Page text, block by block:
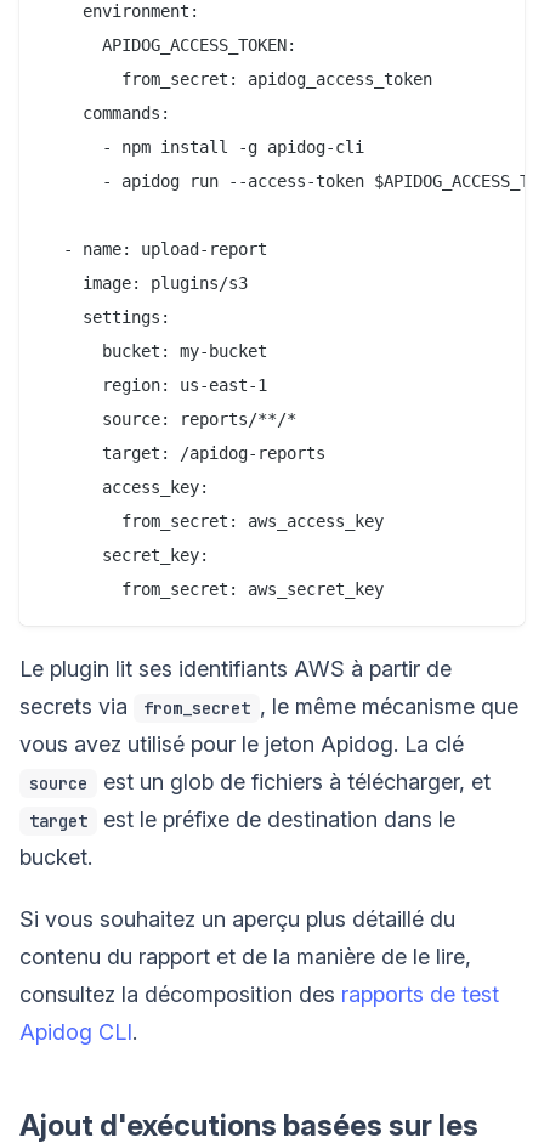
    environment:
      APIDOG_ACCESS_TOKEN:
        from_secret: apidog_access_token
    commands:
      - npm install -g apidog-cli
- apidog run --access-token
  - name: upload-report
    image: plugins/s3
    settings:
      bucket: my-bucket
      region: us-east-1
      source: reports/**/*
      target: /apidog-reports
      access_key:
        from_secret: aws_access_key
      secret_key:
Le plugin lit ses identifiants AWS à partir de
secrets via
from_secret , le même mécanisme que
vous avez utilisé pour le jeton Apidog. La clé
source est un glob de fichiers à télécharger, et
target
est le préfixe de destination dans le
bucket.
Si vous souhaitez un aperçu plus détaillé du
contenu du rapport et de la manière de le lire,
consultez la décomposition des rapports de test
Apidog CLI.
Ajout d'exécutions basées sur les